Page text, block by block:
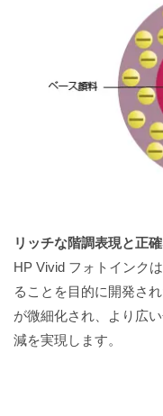
リッチな階調表現と正
HP Vivid フォトインク
ることを目的に開発さ
が微細化され、より広
減を実現します。